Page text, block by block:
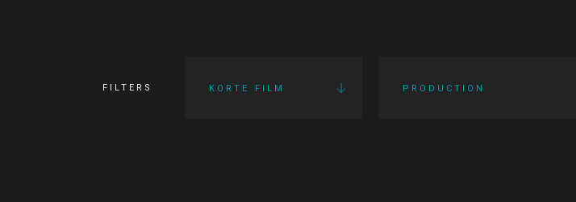
FILTERS KORTE FILM PRODUCTION